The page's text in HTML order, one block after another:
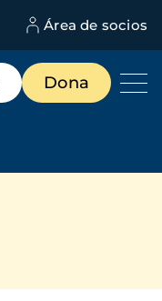
Área de socios
Dona